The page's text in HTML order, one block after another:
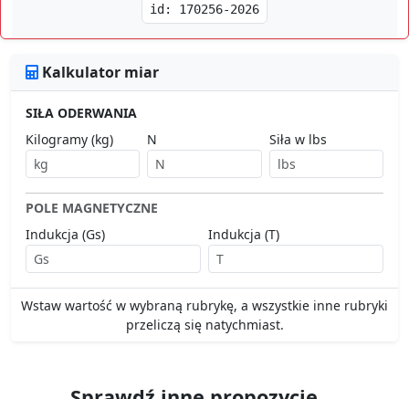
id: 170256-2026
Kalkulator miar
SIŁA ODERWANIA
Kilogramy (kg)
N Siła w lbs
POLE MAGNETYCZNE
Indukcja (Gs)
Indukcja (T)
Wstaw wartość w wybraną rubrykę, a wszystkie inne rubryki
przeliczą się natychmiast.